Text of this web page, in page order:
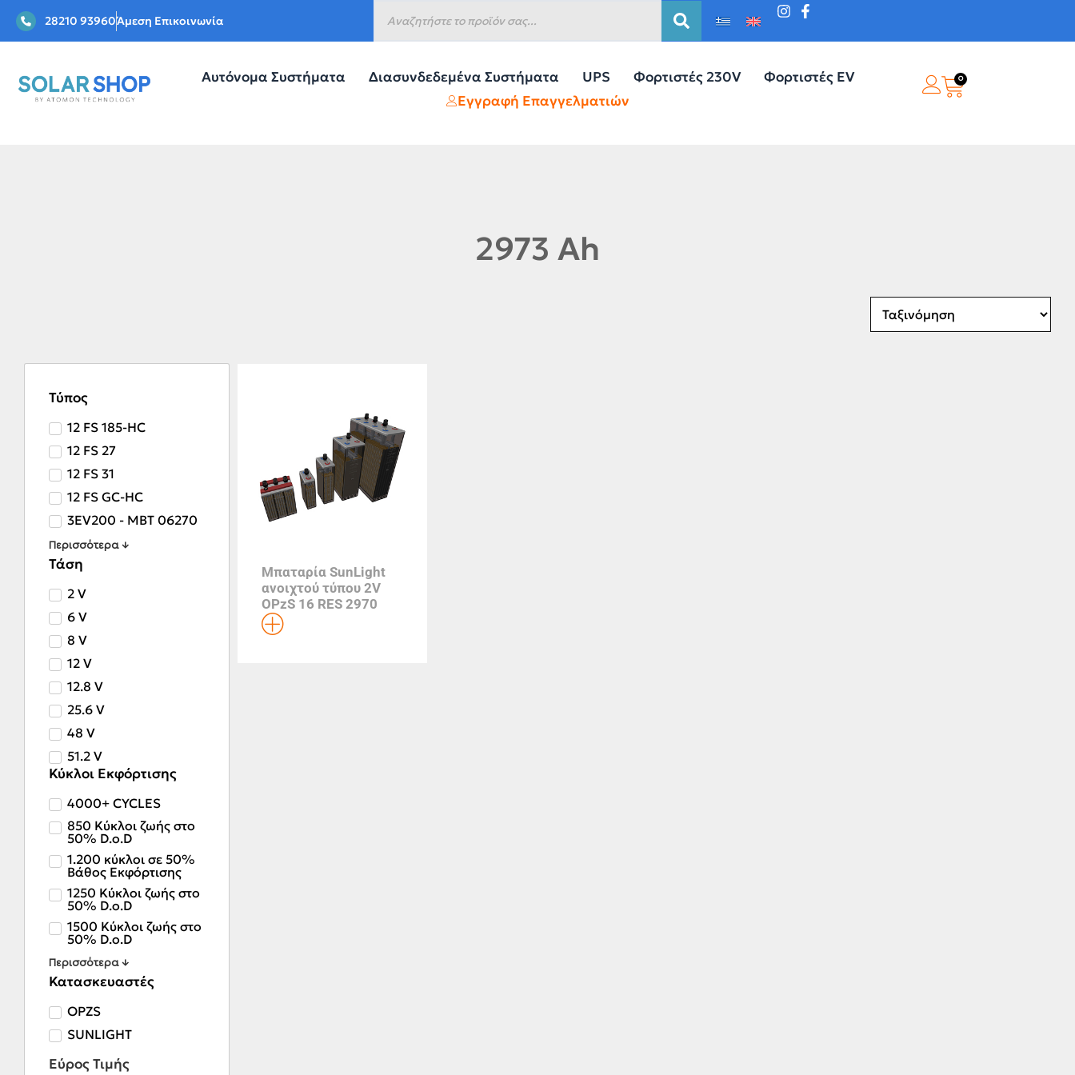
28210 93960Άμεση Επικοινωνία
Αυτόνομα Συστήματα Διασυνδεδεμένα Συστήματα UPS Φορτιστές 230V
Φορτιστές EV
Εγγραφή Επαγγελματιών
0
2973 Ah
Τύπος
12 FS 185-HC
12 FS 27
12 FS 31
12 FS GC-HC
3EV200 - MBT 06270
Περισσότερα ↓
Τάση
2 V
6 V
8 V
12 V
12.8 V
25.6 V
48 V
51.2 V
Κύκλοι Εκφόρτισης
4000+ CYCLES
850 Κύκλοι ζωής στο
50% D.o.D
1.200 κύκλοι σε 50%
Βάθος Εκφόρτισης
1250 Κύκλοι ζωής στο
50% D.o.D
1500 Κύκλοι ζωής στο
50% D.o.D
Περισσότερα ↓
Κατασκευαστές
OPZS
SUNLIGHT
Εύρος Τιμής
Μπαταρία SunLight
ανοιχτού τύπου 2V
OPzS 16 RES 2970